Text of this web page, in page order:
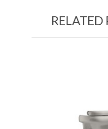
RELATED